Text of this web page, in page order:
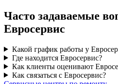
Часто задаваемые
Евросервис
Какой график работы у
Где находится Евросервис?
Как клиенты оценивают
Как связаться с Евросервис?